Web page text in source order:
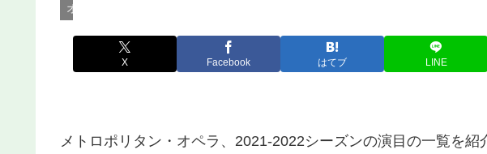
オペラ
X Facebook はてブ LINE
メトロポリタン・オペラ、2021-2022シーズンの演目の一覧を